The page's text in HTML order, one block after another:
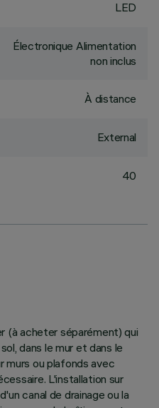
LED
Électronique Alimentation
non inclus
À distance
External
40
(à acheter séparément) qui
dans le mur et dans le
murs ou plafonds avec
L'installation sur
canal de drainage ou la